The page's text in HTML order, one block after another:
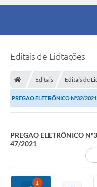
Editais de Licitações
Editais Editais de
PREGAO ELETRÔNICO Nº32/
PREGAO ELETRÔNICO
47/2021
1